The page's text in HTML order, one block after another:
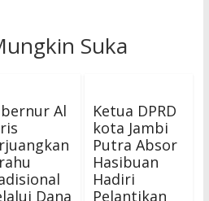
Suka
Al
Dana
Ketua DPRD
kota Jambi
Putra Absor
Hasibuan
Hadiri
Pelantikan